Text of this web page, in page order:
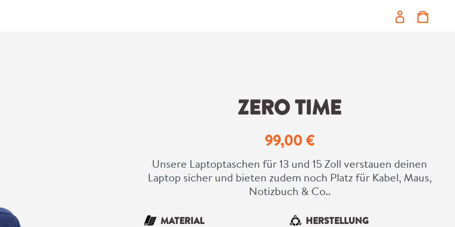
ZERO TIME
Regulärer Preis:
99,00 €
Unsere Laptoptaschen für 13 und 15 Zoll verstauen deinen
Laptop sicher und bieten zudem noch Platz für Kabel, Maus,
Notizbuch & Co..
MATERIAL HERSTELLUNG